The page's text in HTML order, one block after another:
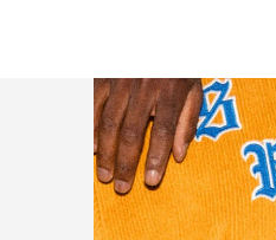
、この商品の発売情報をいち早くお
de SABRÉからの特別なニュー
届けします。